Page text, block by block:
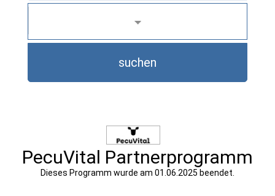
suchen
PecuVital Partnerprogramm
Dieses Programm wurde am 01.06.2025 beendet.